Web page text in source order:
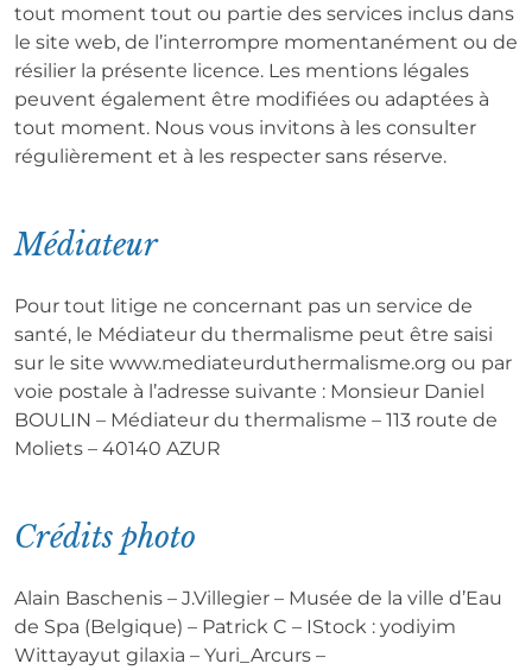
tout moment tout ou partie des services inclus dans
le site web, de l’interrompre momentanément ou de
résilier la présente licence. Les mentions légales
peuvent également être modifiées ou adaptées à
tout moment. Nous vous invitons à les consulter
régulièrement et à les respecter sans réserve.
Médiateur
Pour tout litige ne concernant pas un service de
santé, le Médiateur du thermalisme peut être saisi
sur le site www.mediateurduthermalisme.org ou par
voie postale à l’adresse suivante : Monsieur Daniel
BOULIN – Médiateur du thermalisme – 113 route de
Moliets – 40140 AZUR
Crédits photo
Alain Baschenis – J.Villegier – Musée de la ville d’Eau
de Spa (Belgique) – Patrick C – IStock : yodiyim
Wittayayut gilaxia – Yuri_Arcurs –